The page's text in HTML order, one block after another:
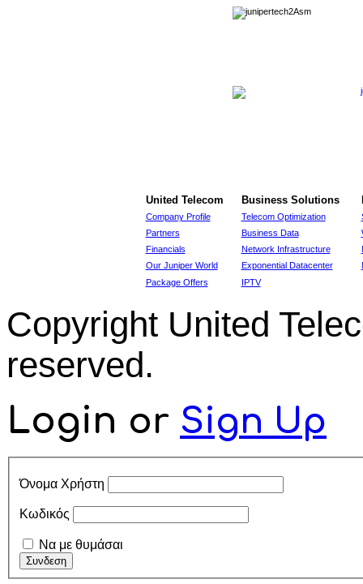
United Telecom Business Solutions
Company Profile Telecom Optimization
Partners
Business Data
Financials
Network Infrastructure
Our Juniper World
Exponential Datacenter
Package Offers
IPTV
Copyright United
reserved.
Login or Sign Up
Όνομα Χρήστη
Κωδικός
Να με θυμάσαι